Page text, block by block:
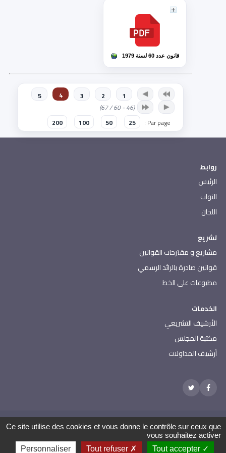
قانون عدد 60 لسنة 1979
1
2
3
4
5
(46 - 60 / 67)
Par page :
25
50
100
200
روابط
الرئيس
النواب
اللجان
تشريع
مشاريع و مقترحات القوانين
قوانين صادرة بالرائد الرسمي
مطبوعات على الخط
الخدمات
الأرشيف التشريعي
مكتبة المجلس
أرشيف المداولات
مجلس نواب الشعب - جميع الحقوق محفوظة 2026
الفاكس: 608 514 71 (216) |
الإتصال بإدارة الموقع
Ce site utilise des cookies et vous donne le contrôle sur ceux que
vous souhaitez activer
Personnaliser